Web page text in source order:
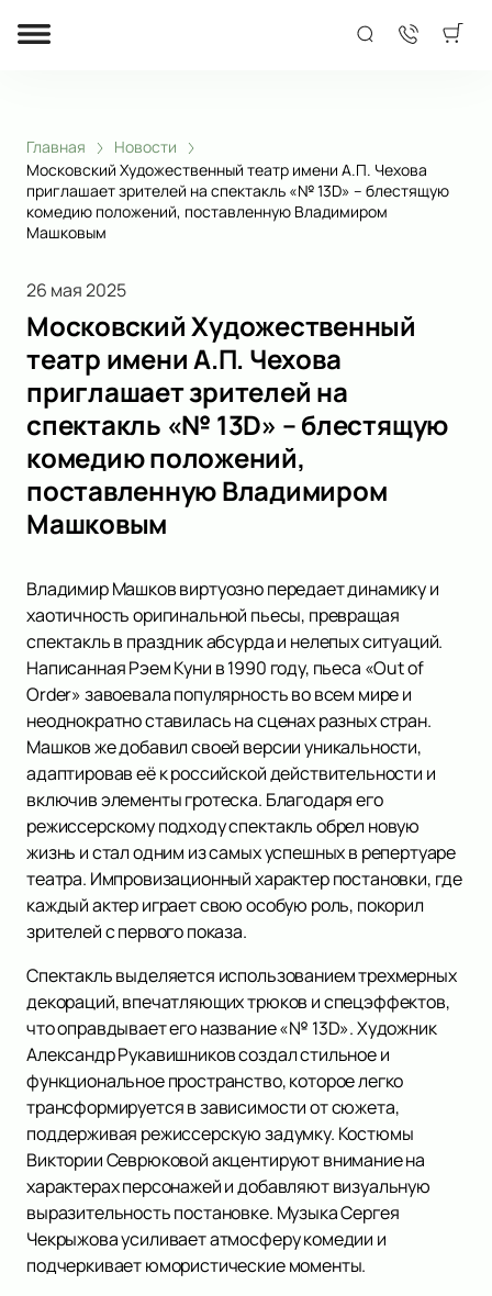
Главная
Новости
Московский Художественный театр имени А.П. Чехова
приглашает зрителей на спектакль «№ 13D» – блестящую
комедию положений, поставленную Владимиром
Машковым
26 мая 2025
Московский Художественный
театр имени А.П. Чехова
приглашает зрителей на
спектакль «№ 13D» – блестящую
комедию положений,
поставленную Владимиром
Машковым
Владимир Машков виртуозно передает динамику и
хаотичность оригинальной пьесы, превращая
спектакль в праздник абсурда и нелепых ситуаций.
Написанная Рэем Куни в 1990 году, пьеса «Out of
Order» завоевала популярность во всем мире и
неоднократно ставилась на сценах разных стран.
Машков же добавил своей версии уникальности,
адаптировав её к российской действительности и
включив элементы гротеска. Благодаря его
режиссерскому подходу спектакль обрел новую
жизнь и стал одним из самых успешных в репертуаре
театра. Импровизационный характер постановки, где
каждый актер играет свою особую роль, покорил
зрителей с первого показа.
Спектакль выделяется использованием трехмерных
декораций, впечатляющих трюков и спецэффектов,
что оправдывает его название «№ 13D». Художник
Александр Рукавишников создал стильное и
функциональное пространство, которое легко
трансформируется в зависимости от сюжета,
поддерживая режиссерскую задумку. Костюмы
Виктории Севрюковой акцентируют внимание на
характерах персонажей и добавляют визуальную
выразительность постановке. Музыка Сергея
Чекрыжова усиливает атмосферу комедии и
подчеркивает юмористические моменты.